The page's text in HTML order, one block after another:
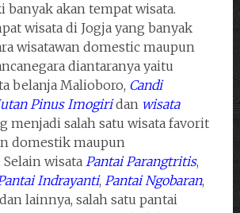
akan tempat wisata.
wisata di Jogja yang banyak
wisatawan domestic maupun
diantaranya yaitu
belanja Malioboro, Candi
Pinus Imogiridan wisata
menjadi salah satu wisata favorit
domestik maupun
Selain wisata Pantai Parangtritis,
Indrayanti, Pantai Ngobaran,
lainnya, salah satu pantai